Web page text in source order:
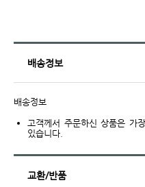
배송정보
배송정보
고객께서 주문하신 상품은 가
있습니다.
교환/반품